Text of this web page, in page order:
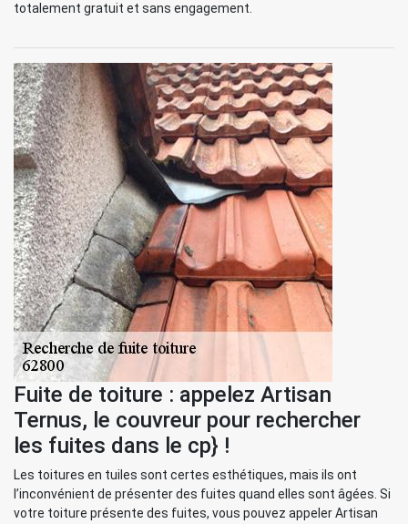
totalement gratuit et sans engagement.
Fuite de toiture : appelez Artisan
Ternus, le couvreur pour rechercher
les fuites dans le cp} !
Les toitures en tuiles sont certes esthétiques, mais ils ont
l’inconvénient de présenter des fuites quand elles sont âgées. Si
votre toiture présente des fuites, vous pouvez appeler Artisan